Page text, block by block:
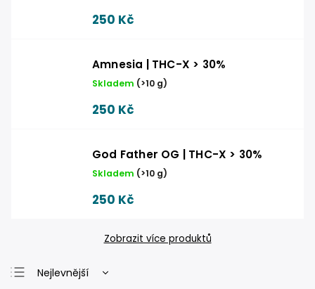
250 Kč
Amnesia | THC-X > 30%
Skladem (>10 g)
250 Kč
God Father OG | THC-X > 30%
Skladem (>10 g)
250 Kč
Zobrazit více produktů
Nejlevnější